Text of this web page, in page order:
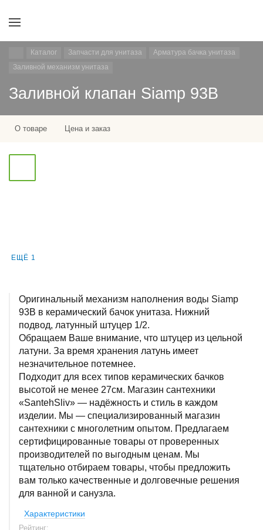
Каталог Запчасти для унитаза
Арматура бачка унитаза
Заливной механизм унитаза
Заливной клапан Siamp 93B
О товаре Цена и заказ
ЕЩЁ 1
Оригинальный механизм наполнения воды Siamp
93B в керамический бачок унитаза. Нижний
подвод, латунный штуцер 1/2.
Обращаем Ваше внимание, что штуцер из цельной
латуни. За время хранения латунь имеет
незначительное потемнее.
Подходит для всех типов керамических бачков
высотой не менее 27см. Магазин сантехники
«SantehSliv» — надёжность и стиль в каждом
изделии. Мы — специализированный магазин
сантехники с многолетним опытом. Предлагаем
сертифицированные товары от проверенных
производителей по выгодным ценам. Мы
тщательно отбираем товары, чтобы предложить
вам только качественные и долговечные решения
для ванной и санузла.
Характеристики
Рейтинг: